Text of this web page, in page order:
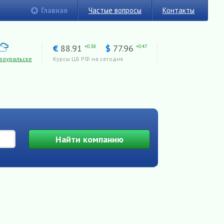
Главная Частые вопросы Контакты
€ 88.91 +0.38 $ 77.96 +0.47
Курсы ЦБ РФ на сегодня
Найтикомпанию